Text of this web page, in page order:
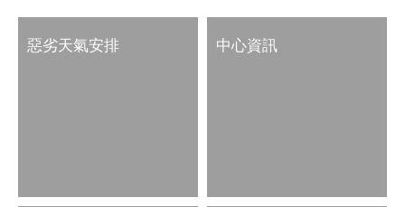
惡劣天氣安排 中心資訊